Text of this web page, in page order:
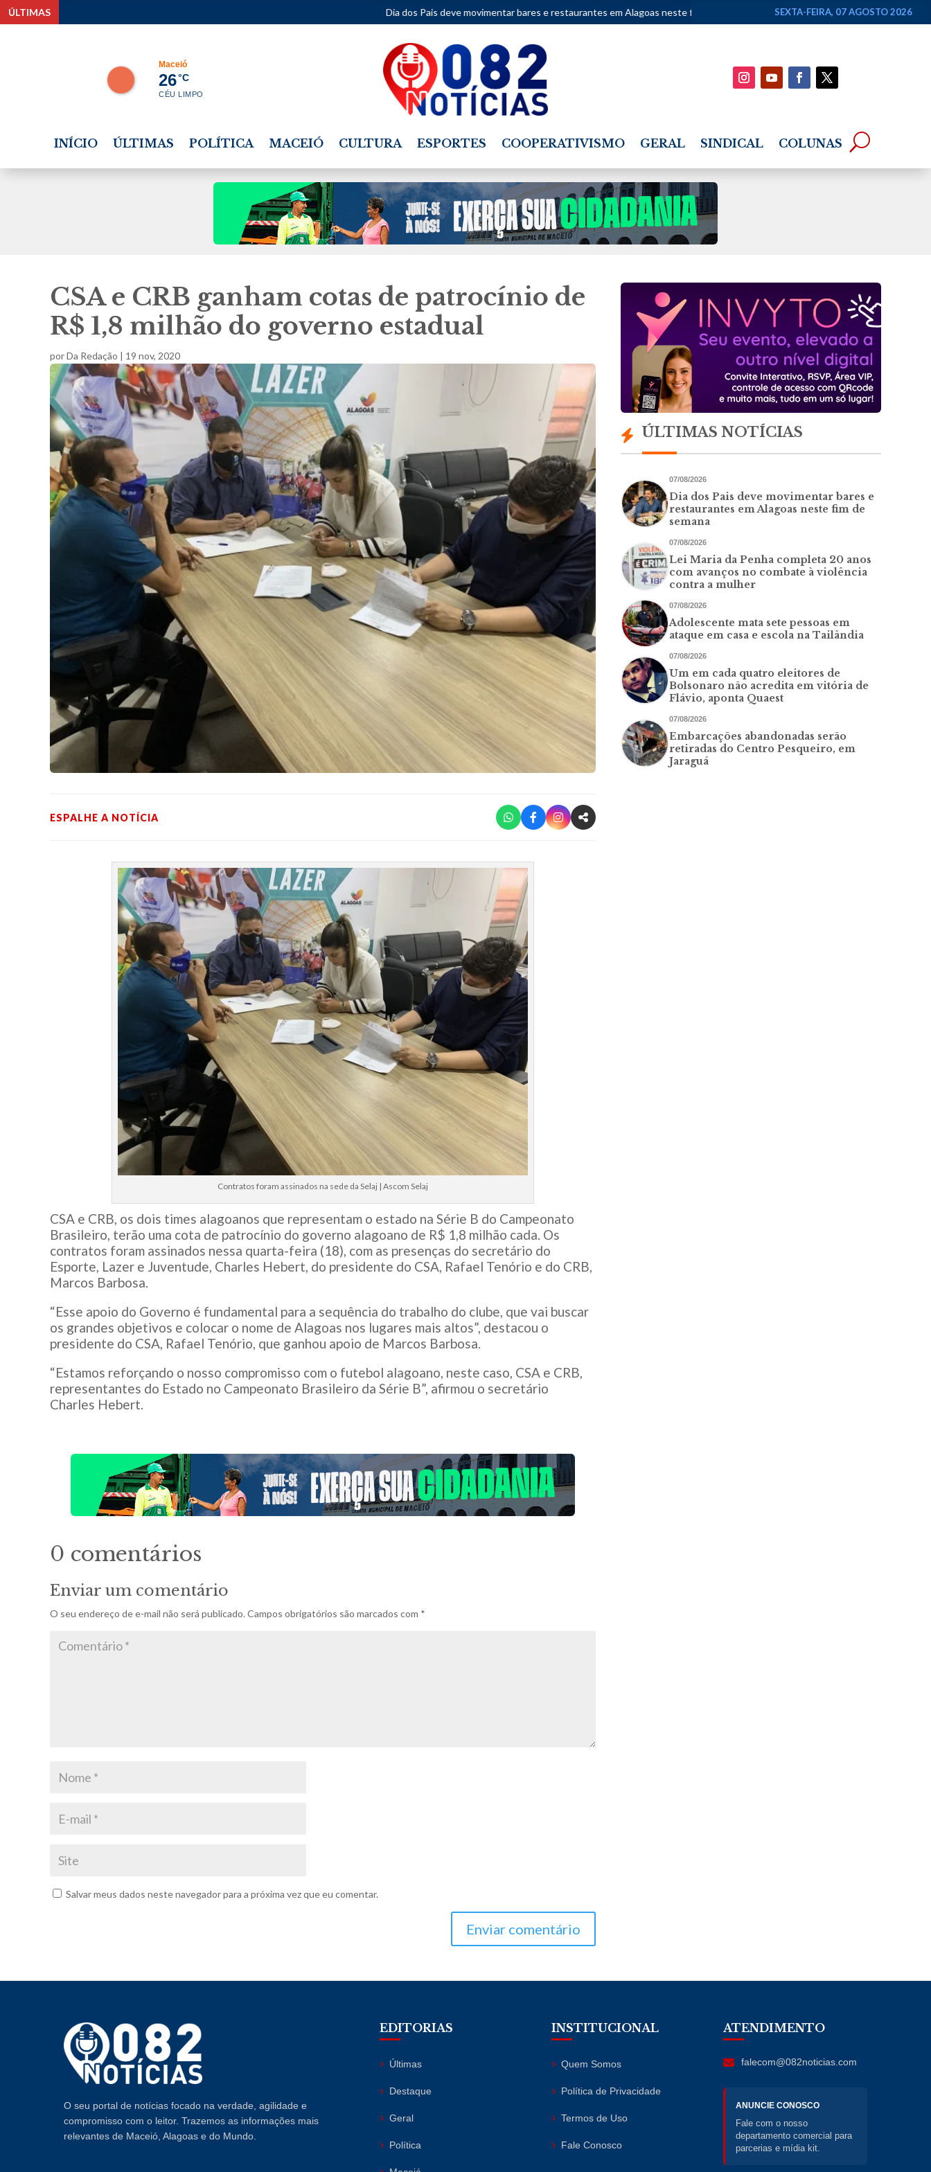
ÚLTIMAS Dia dos Pais deve movimentar bares e restaurantes em Alagoas neste fim de semana • Lei Maria da Penha completa 20 anos com
SEXTA-FEIRA, 07 AGOSTO 2026
Maceió
26°C
CÉU LIMPO
INÍCIO ÚLTIMAS POLÍTICA MACEIÓ CULTURA ESPORTES COOPERATIVISMO GERAL SINDICAL COLUNAS
CSA e CRB ganham cotas de patrocínio de
R$ 1,8 milhão do governo estadual
porDa Redação 19 nov, 2020
ESPALHE A NOTÍCIA
Contratos foram assinados na sede da Selaj | Ascom Selaj
CSA e CRB, os dois times alagoanos que representam o estado na Série B do Campeonato
Brasileiro, terão uma cota de patrocínio do governo alagoano de R$ 1,8 milhão cada. Os
contratos foram assinados nessa quarta-feira (18), com as presenças do secretário do
Esporte, Lazer e Juventude, Charles Hebert, do presidente do CSA, Rafael Tenório e do CRB,
Marcos Barbosa.
“Esse apoio do Governo é fundamental para a sequência do trabalho do clube, que vai buscar
os grandes objetivos e colocar o nome de Alagoas nos lugares mais altos”, destacou o
presidente do CSA, Rafael Tenório, que ganhou apoio de Marcos Barbosa.
“Estamos reforçando o nosso compromisso com o futebol alagoano, neste caso, CSA e CRB,
representantes do Estado no Campeonato Brasileiro da Série B”, afirmou o secretário
Charles Hebert.
0 comentários
Enviar um comentário
O seu endereço de e-mail não será publicado.Campos obrigatórios são marcados com *
Salvar meus dados neste navegador para a próxima vez que eu comentar.
Enviar comentário
ÚLTIMAS NOTÍCIAS
07/08/2026
Dia dos Pais deve movimentar bares e
restaurantes em Alagoas neste fim de
semana
07/08/2026
Lei Maria da Penha completa 20 anos
com avanços no combate à violência
contra a mulher
07/08/2026
Adolescente mata sete pessoas em
ataque em casa e escola na Tailândia
07/08/2026
Um em cada quatro eleitores de
Bolsonaro não acredita em vitória de
Flávio, aponta Quaest
07/08/2026
Embarcações abandonadas serão
retiradas do Centro Pesqueiro, em
Jaraguá
O seu portal de notícias focado na verdade, agilidade e
compromisso com o leitor. Trazemos as informações mais
relevantes de Maceió, Alagoas e do Mundo.
EDITORIAS
Últimas
Destaque
Geral
Política
INSTITUCIONAL
Quem Somos
Política de Privacidade
Termos de Uso
Fale Conosco
ATENDIMENTO
falecom@082noticias.com
ANUNCIE CONOSCO
Fale com o nosso
departamento comercial para
parcerias e mídia kit.